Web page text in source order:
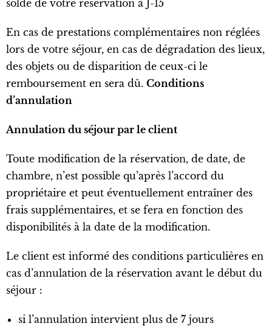
solde de votre réservation à J-15
En cas de prestations complémentaires non réglées
lors de votre séjour, en cas de dégradation des lieux,
des objets ou de disparition de ceux-ci le
remboursement en sera dû. Conditions
d’annulation
Annulation du séjour par le client
Toute modification de la réservation, de date, de
chambre, n’est possible qu’après l’accord du
propriétaire et peut éventuellement entraîner des
frais supplémentaires, et se fera en fonction des
disponibilités à la date de la modification.
Le client est informé des conditions particulières en
cas d’annulation de la réservation avant le début du
séjour :
si l’annulation intervient plus de 7 jours